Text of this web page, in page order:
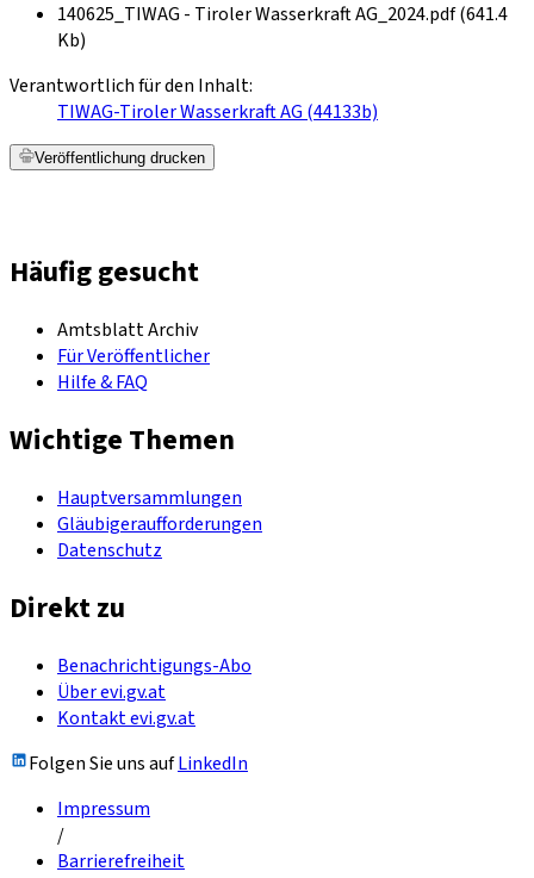
140625_TIWAG - Tiroler Wasserkraft AG_2024.pdf (641.4
Kb)
Verantwortlich für den Inhalt:
TIWAG-Tiroler Wasserkraft AG (44133b)
Veröffentlichung drucken
Häufig gesucht
Amtsblatt Archiv
Für Veröffentlicher
Hilfe & FAQ
Wichtige Themen
Hauptversammlungen
Gläubigeraufforderungen
Datenschutz
Direkt zu
Benachrichtigungs-Abo
Über evi.gv.at
Kontakt evi.gv.at
Folgen Sie uns aufLinkedIn
Impressum
/
Barrierefreiheit